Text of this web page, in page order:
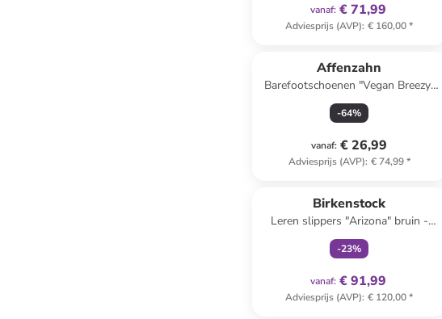
vanaf: € 71,99
Adviesprijs (AVP): € 160,00*
Affenzahn
Barefootschoenen "Vegan Breezy"
paars
-64%
vanaf: € 26,99
Adviesprijs (AVP): € 74,99*
Birkenstock
Leren slippers "Arizona" bruin -
wijdte S
-23%
vanaf: € 91,99
Adviesprijs (AVP): € 120,00*